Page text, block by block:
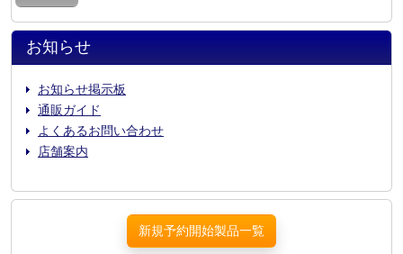
お知らせ
お知らせ掲示板
通販ガイド
よくあるお問い合わせ
店舗案内
新規予約開始製品一覧